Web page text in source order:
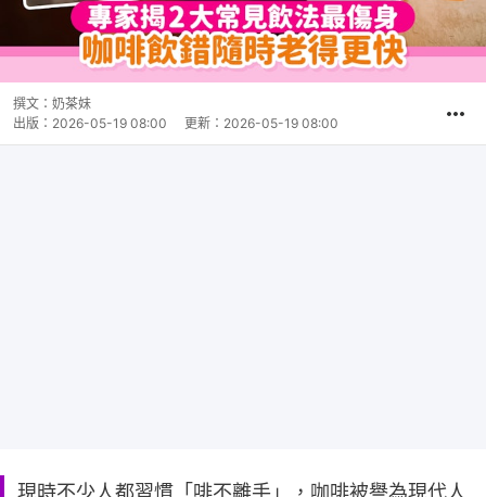
撰文： 奶茶妹
出版： 2026-05-19 08:00 更新： 2026-05-19 08:00
現時不少人都習慣「啡不離手」，咖啡被譽為現代人